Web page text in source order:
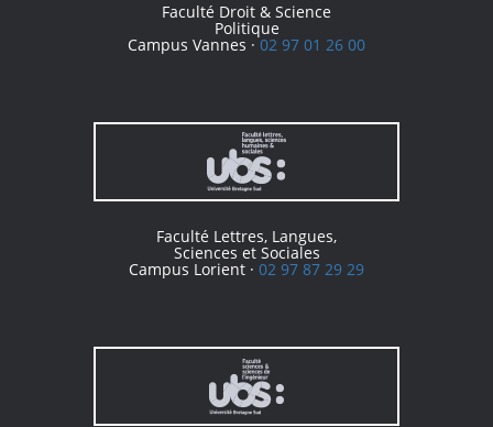
Faculté Droit & Science
Politique
Campus Vannes ·02 97 01 26 00
Faculté Lettres, Langues,
Sciences et Sociales
Campus Lorient · 02 97 87 29 29